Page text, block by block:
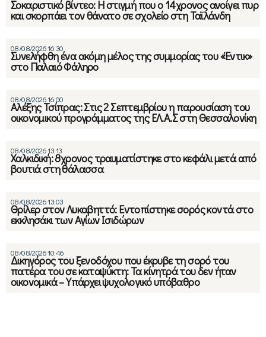
Σοκαριστικό βίντεο: Η στιγμή που ο 14χρονος ανοίγει πυρ
και σκορπάει τον θάνατο σε σχολείο στη Ταϊλάνδη
08/08/2026 16:30
Συνελήφθη ένα ακόμη μέλος της συμμορίας του «Έντικ»
στο Παλαιό Φάληρο
08/08/2026 16:00
Αλέξης Τσίπρας: Στις 2 Σεπτεμβρίου η παρουσίαση του
οικονομικού προγράμματος της ΕΛ.Α.Σ στη Θεσσαλονίκη
08/08/2026 13:13
Χαλκιδική: 8χρονος τραυματίστηκε στο κεφάλι μετά από
βουτιά στη θάλασσα
08/08/2026 13:03
Θρίλερ στον Λυκαβηττό: Εντοπίστηκε σορός κοντά στο
εκκλησάκι των Αγίων Ισιδώρων
08/08/2026 10:46
Δικηγόρος του ξενοδόχου που έκρυβε τη σορό του
πατέρα του σε καταψύκτη: Τα κίνητρά του δεν ήταν
οικονομικά – Υπάρχει ψυχολογικό υπόβαθρο